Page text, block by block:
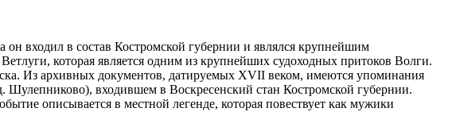
он входил в состав Костромской губернии и являлся крупнейшим
которая является одним из крупнейших судоходных притоков Волги.
Из архивных документов, датируемых XVII веком, имеются упоминания
Шулепниково), входившем в Воскресенский стан Костромской губернии.
описывается в местной легенде, которая повествует как мужики